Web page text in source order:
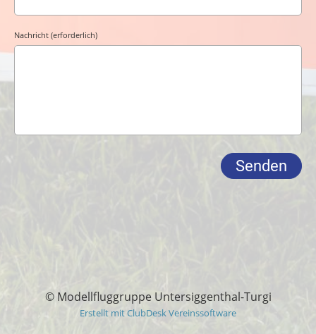
Nachricht (erforderlich)
© Modellfluggruppe Untersiggenthal-Turgi
Erstellt mit ClubDesk Vereinssoftware